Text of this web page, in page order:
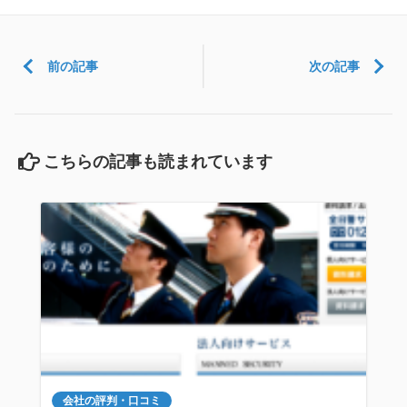
前の記事 次の記事
こちらの記事も読まれています
会社の評判・口コミ